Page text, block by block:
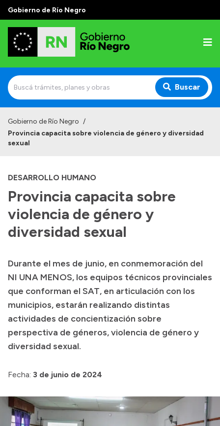
Gobierno de Río Negro
Buscar
Autoridades
Autoridades y Organismos
Discursos en la Legislatura
Casa de Gobierno
Acerca de Río Negro
Geografía
Invertí en Río Negro
Transparencia
Consulta de expedientes
Consulta de pago a proveedores
Gobierno de Río Negro /
Provincia capacita sobre violencia de género y diversidad
sexual
DESARROLLO HUMANO
Provincia capacita sobre
violencia de género y
diversidad sexual
Durante el mes de junio, en conmemoración del
NI UNA MENOS, los equipos técnicos provinciales
que conforman el SAT, en articulación con los
municipios, estarán realizando distintas
actividades de concientización sobre
perspectiva de géneros, violencia de género y
diversidad sexual.
Fecha: 3 de junio de 2024